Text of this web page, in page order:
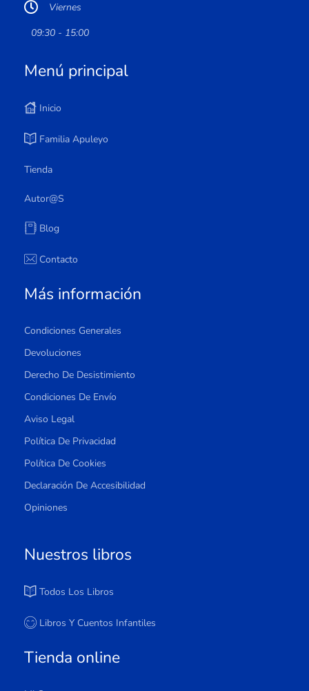
Viernes
09:30 - 15:00
Menú principal
Inicio
Familia Apuleyo
Tienda
Autor@s
Blog
Contacto
Más información
Condiciones Generales
Devoluciones
Derecho De Desistimiento
Condiciones De Envío
Aviso Legal
Política De Privacidad
Política De Cookies
Declaración De Accesibilidad
Opiniones
Nuestros libros
Todos Los Libros
Libros Y Cuentos Infantiles
Tienda online